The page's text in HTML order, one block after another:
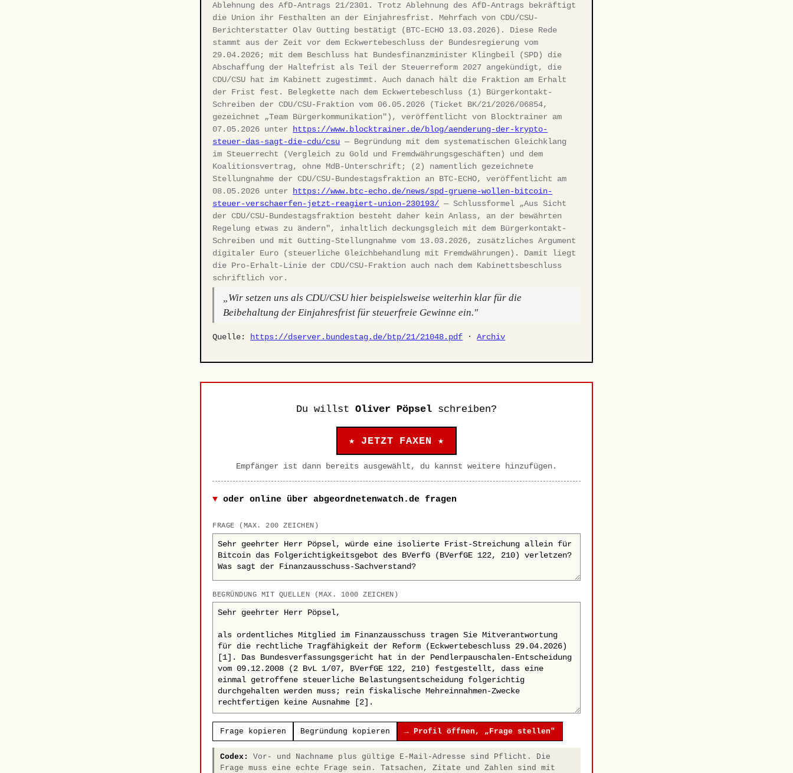
Ablehnung des AfD-Antrags 21/2301. Trotz Ablehnung des AfD-Antrags bekräftigt
die Union ihr Festhalten an der Einjahresfrist. Mehrfach von CDU/CSU-
Berichterstatter Olav Gutting bestätigt (BTC-ECHO 13.03.2026). Diese Rede
stammt aus der Zeit vor dem Eckwertebeschluss der Bundesregierung vom
29.04.2026; mit dem Beschluss hat Bundesfinanzminister Klingbeil (SPD) die
Abschaffung der Haltefrist als Teil der Steuerreform 2027 angekündigt, die
CDU/CSU hat im Kabinett zugestimmt. Auch danach hält die Fraktion am Erhalt
der Frist fest. Belegkette nach dem Eckwertebeschluss (1) Bürgerkontakt-
Schreiben der CDU/CSU-Fraktion vom 06.05.2026 (Ticket BK/21/2026/06854,
gezeichnet „Team Bürgerkommunikation"), veröffentlicht von Blocktrainer am
07.05.2026 unter https://www.blocktrainer.de/blog/aenderung-der-krypto-
steuer-das-sagt-die-cdu/csu — Begründung mit dem systematischen Gleichklang
im Steuerrecht (Vergleich zu Gold und Fremdwährungsgeschäften) und dem
Koalitionsvertrag, ohne MdB-Unterschrift; (2) namentlich gezeichnete
Stellungnahme der CDU/CSU-Bundestagsfraktion an BTC-ECHO, veröffentlicht am
08.05.2026 unter https://www.btc-echo.de/news/spd-gruene-wollen-bitcoin-
steuer-verschaerfen-jetzt-reagiert-union-230193/ — Schlussformel „Aus Sicht
der CDU/CSU-Bundestagsfraktion besteht daher kein Anlass, an der bewährten
Regelung etwas zu ändern", inhaltlich deckungsgleich mit dem Bürgerkontakt-
Schreiben und mit Gutting-Stellungnahme vom 13.03.2026, zusätzliches Argument
digitaler Euro (steuerliche Gleichbehandlung mit Fremdwährungen). Damit liegt
die Pro-Erhalt-Linie der CDU/CSU-Fraktion auch nach dem Kabinettsbeschluss
schriftlich vor.
„Wir setzen uns als CDU/CSU hier beispielsweise weiterhin klar für die
Beibehaltung der Einjahresfrist für steuerfreie Gewinne ein."
Quelle: https://dserver.bundestag.de/btp/21/21048.pdf ·Archiv
Du willst Oliver Pöpsel schreiben?
★ JETZT FAXEN ★
Empfänger ist dann bereits ausgewählt, du kannst weitere hinzufügen.
oder online über abgeordnetenwatch.de fragen
FRAGE (MAX. 200 ZEICHEN)
BEGRÜNDUNG MIT QUELLEN (MAX. 1000 ZEICHEN)
Frage kopieren Begründung kopieren → Profil öffnen, „Frage stellen"
Codex:
Vor- und Nachname plus gültige E-Mail-Adresse sind Pflicht. Die
Frage muss eine echte Frage sein. Tatsachen, Zitate und Zahlen sind mit